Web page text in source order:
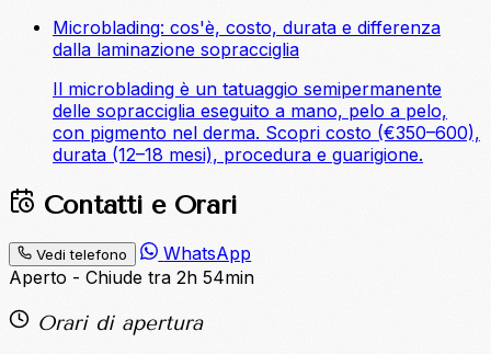
Microblading: cos'è, costo, durata e differenza
dalla laminazione sopracciglia
Il microblading è un tatuaggio semipermanente
delle sopracciglia eseguito a mano, pelo a pelo,
con pigmento nel derma. Scopri costo (€350–600),
durata (12–18 mesi), procedura e guarigione.
Contatti e Orari
Vedi telefono
WhatsApp
Aperto - Chiude tra 2h 54min
Orari di apertura